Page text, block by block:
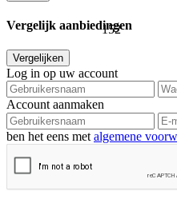
152
Vergelijk aanbiedingen
Vergelijken
Log in op uw account
Account aanmaken
ben het eens met algemene